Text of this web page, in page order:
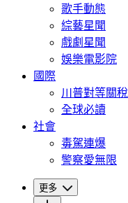
歌手動態
綜藝星聞
戲劇星聞
娛樂電影院
國際
川普對等關稅
全球必讀
社會
毒駕連爆
警察愛無限
更多